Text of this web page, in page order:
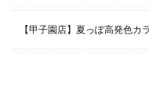
Lee
【甲子園店】夏っぽ高発色カ